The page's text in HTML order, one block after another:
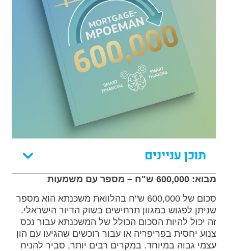
תוכן עניינים
מבוא: 600,000 ש"ח – מספר עם משמעות
סכום של 600,000 ש"ח בהלוואת משכנתא הוא מספר
שניתן לפגוש במגוון תרחישים בשוק הדיור הישראלי.
זה יכול להיות הסכום הכולל של המשכנתא עבור נכס
צנוע יחסית בפריפריה או עבור רוכשים שהגיעו עם הון
עצמי גבוה במיוחד. במקרים רבים יותר, סביר להניח